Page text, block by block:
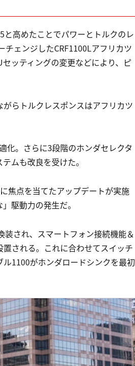
高めたことでパワーとトルクのレ
ェンジしたCRF1100Lアフリカツ
ッティングの変更などにより、ピ
らトルクレスポンスはアフリカツ
化。さらに3段階のホンダセレクタ
ムも改良を受けた。
焦点を当てたアップデートが実施
駆動力の発生だ。
され、スマートフォン接続機能＆
される。これに合わせてスイッチ
1100がホンダロードシンクを最初